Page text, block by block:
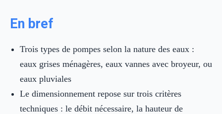
En bref
Trois types de pompes selon la nature des eaux :
eaux grises ménagères, eaux vannes avec broyeur, ou
eaux pluviales
Le dimensionnement repose sur trois critères
techniques : le débit nécessaire, la hauteur de